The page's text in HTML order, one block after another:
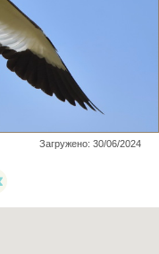
Загружено: 30/06/2024